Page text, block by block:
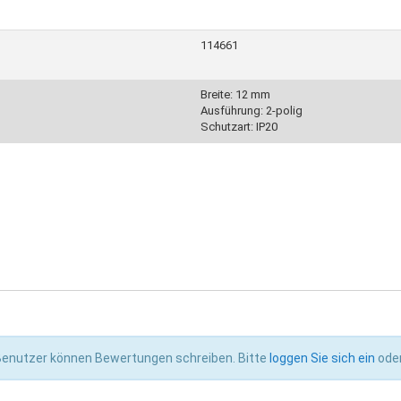
114661
Breite: 12 mm
Ausführung: 2-polig
Schutzart: IP20
der angegebenen Trennstelle zu verbinden ist.
können Bewertungen schreiben. Bitte loggen Sie sich ein